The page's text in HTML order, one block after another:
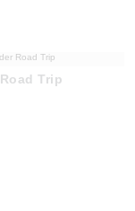
Road Trip